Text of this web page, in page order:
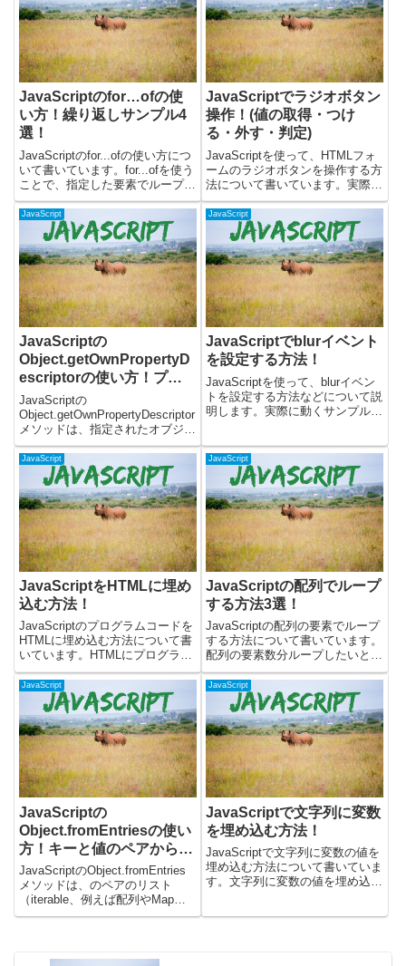
JavaScriptのfor…ofの使
い方！繰り返しサンプル4
選！
JavaScriptのfor...ofの使い方につ
いて書いています。for...ofを使う
ことで、指定した要素でループ処
理することができます。簡単に解
説した後に、いろんな要素をルー
プするサンプルコードを書いてみ
ました。for...ofの使い...
JavaScriptでラジオボタン
操作！(値の取得・つけ
る・外す・判定)
JavaScriptを使って、HTMLフォ
ームのラジオボタンを操作する方
法について書いています。実際に
動くサンプルを使って、以下の操
作を解説します。・ラジオボタン
の値を取得する・ラジオボタンの
選択する(チェックを入れる)・ラ
ジオボタンの選択...
JavaScript
JavaScriptの
Object.getOwnPropertyD
escriptorの使い方！プロ
パティの属性を調べる
JavaScriptの
Object.getOwnPropertyDescriptor
メソッドは、指定されたオブジェ
クトの特定の自身のプロパティ
（継承されたプロパティではな
い）のプロパティディスクリプタ
を取得するために使用されます。
プロパティ...
JavaScript
JavaScriptでblurイベント
を設定する方法！
JavaScriptを使って、blurイベン
トを設定する方法などについて説
明します。実際に動くサンプルを
blurイベントをつける方法 ・blur
イベントとchangeイベントの...
JavaScript
JavaScriptをHTMLに埋め
込む方法！
JavaScriptのプログラムコードを
HTMLに埋め込む方法について書
いています。HTMLにプログラム
を埋め込むにはscriptタグを使い
ます。JavaScriptのコードを
HTMLに埋め込むには？HTMLの
中にscriptタグを書いて、...
JavaScript
JavaScriptの配列でループ
する方法3選！
JavaScriptの配列の要素でループ
する方法について書いています。
配列の要素数分ループしたいとき
には、下記の構文やメソッドを使
うことができます。・for文・
forEachメソッド・for...of文forで
ループするfor文を使うことで...
JavaScript
JavaScriptの
Object.fromEntriesの使い
方！キーと値のペアからオ
ブジェクト生成
JavaScriptのObject.fromEntries
メソッドは、のペアのリスト
（iterable、例えば配列やMap）
を受け取ります。そして、それら
れは、Object.ent...
JavaScript
JavaScriptで文字列に変数
を埋め込む方法！
JavaScriptで文字列に変数の値を
埋め込む方法について書いていま
す。文字列に変数の値を埋め込む